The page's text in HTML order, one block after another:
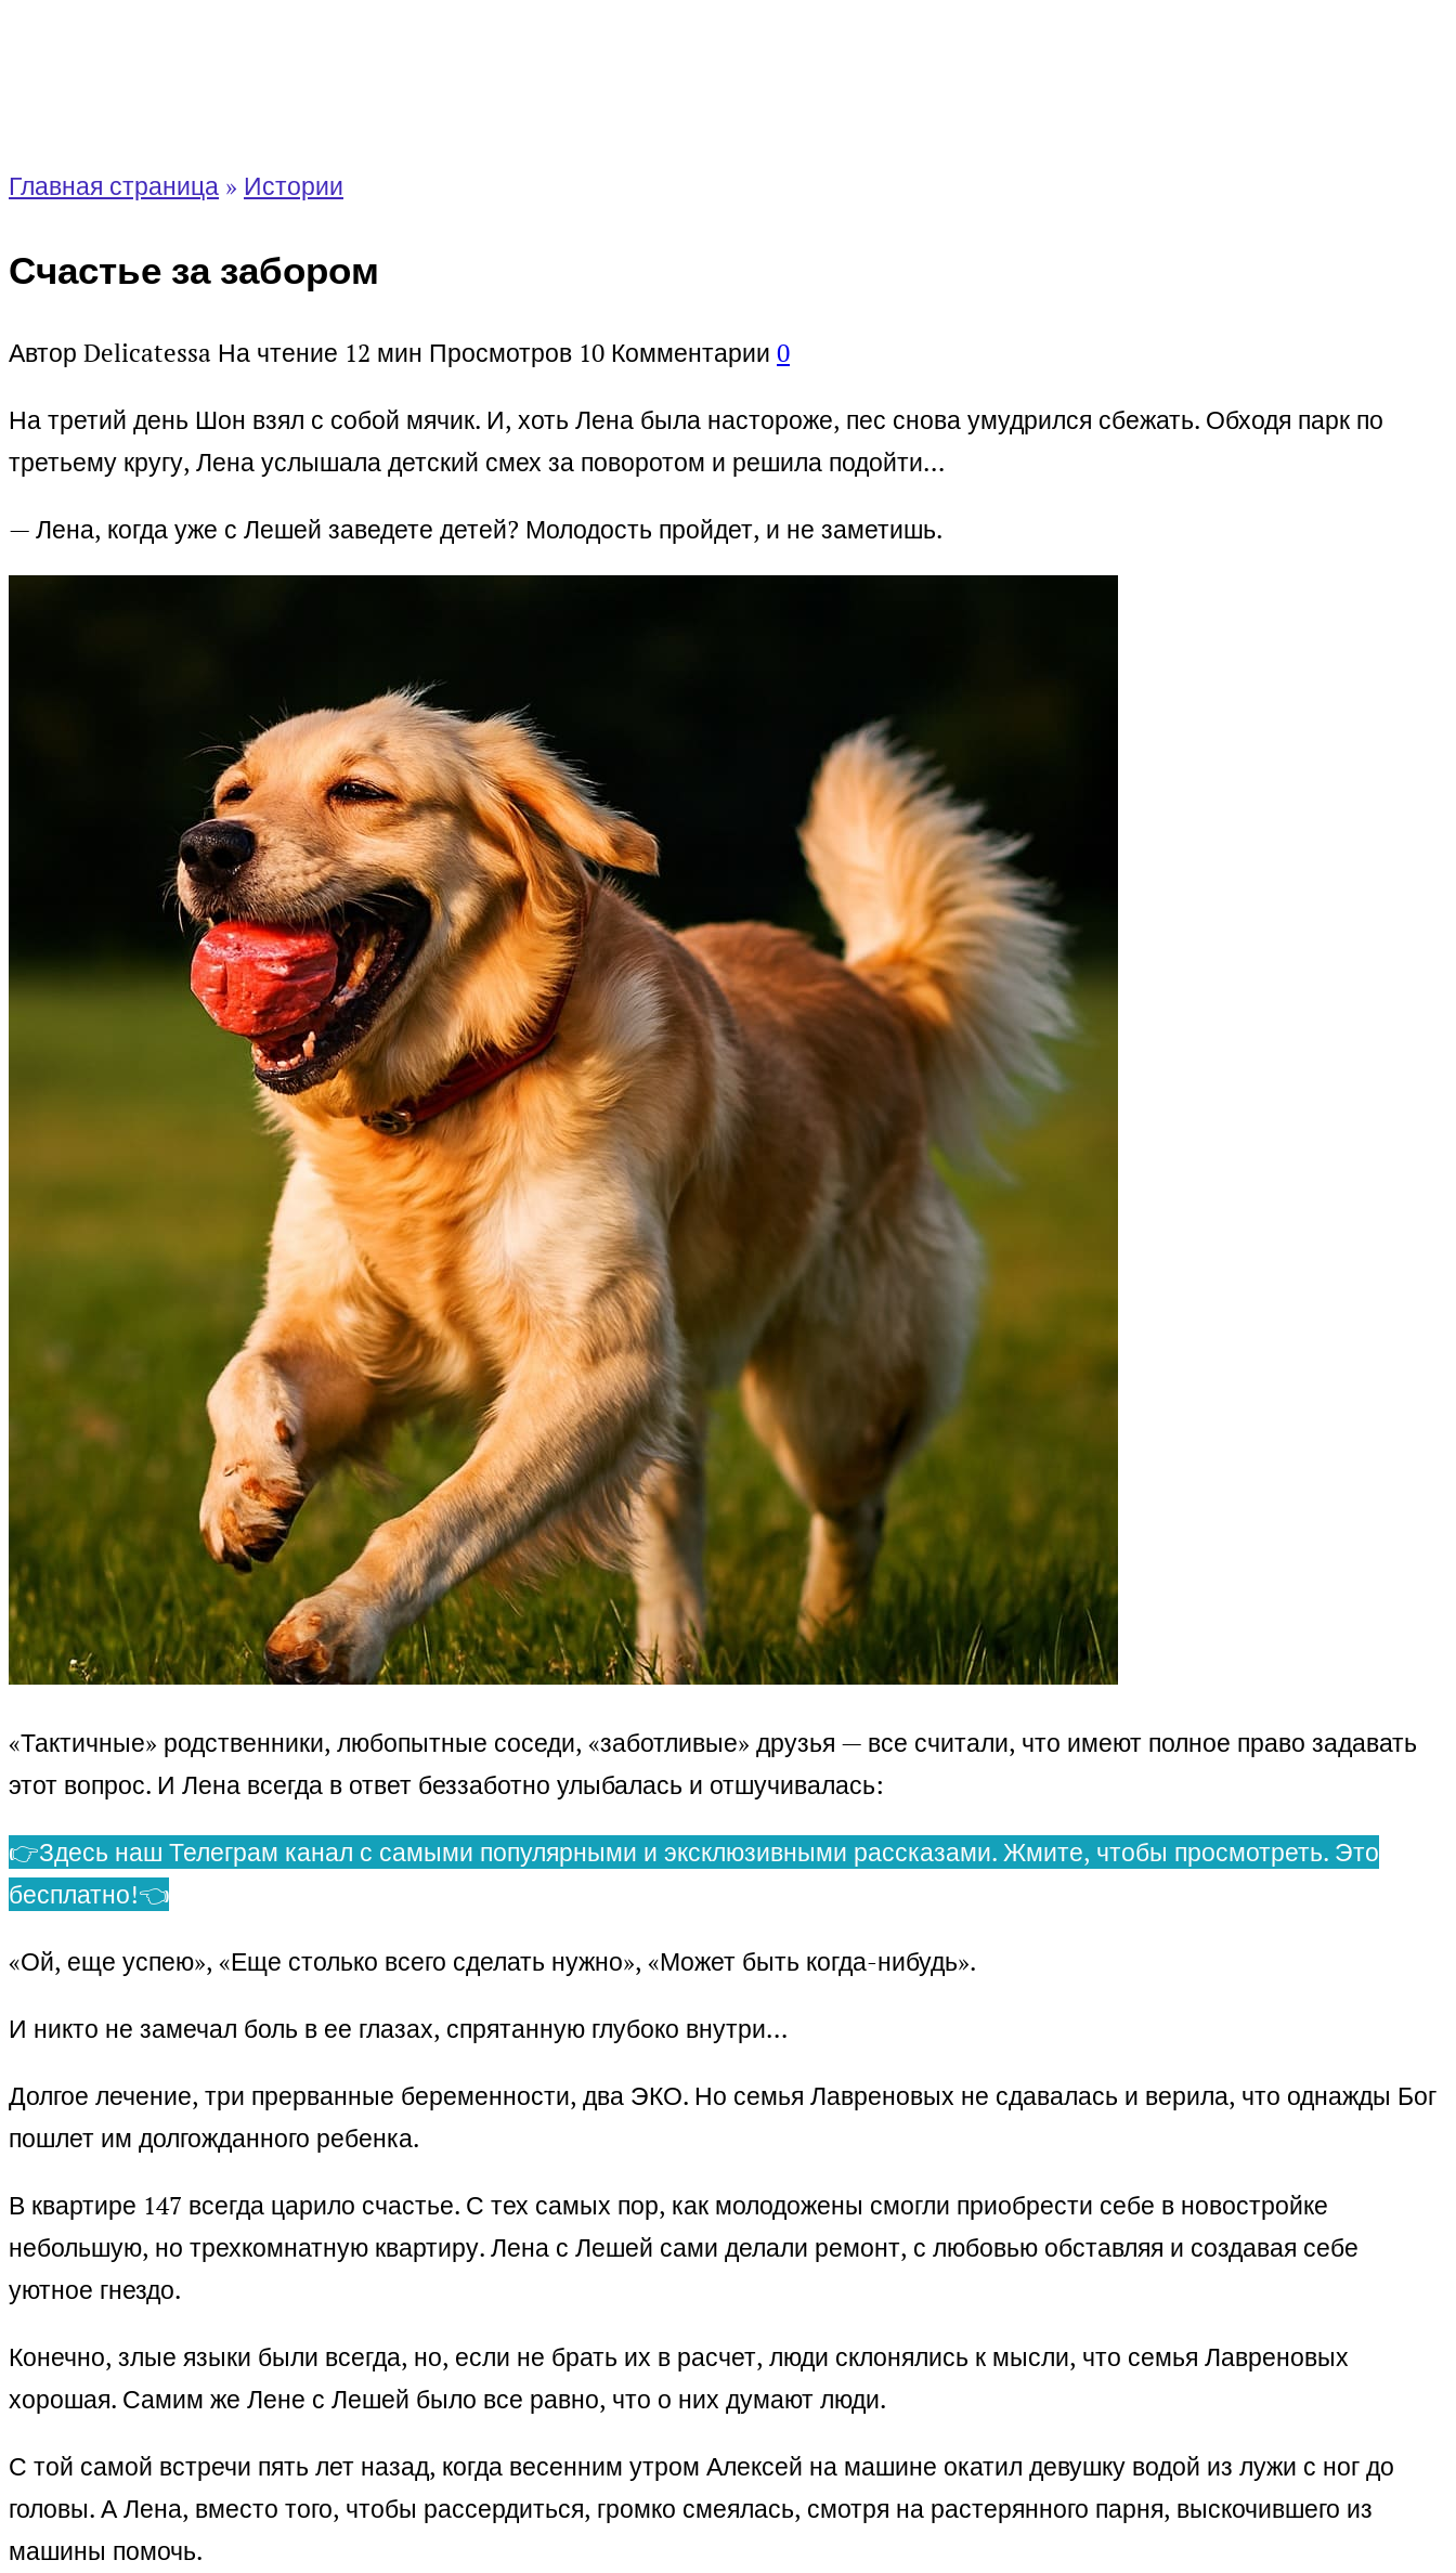
Главная страница » Истории
Счастье за забором
Автор Delicatessa На чтение 12 мин Просмотров 10 Комментарии 0
На третий день Шон взял с собой мячик. И, хоть Лена была настороже, пес снова умудрился сбежать. Обходя парк по
третьему кругу, Лена услышала детский смех за поворотом и решила подойти…
— Лена, когда уже с Лешей заведете детей? Молодость пройдет, и не заметишь.
«Тактичные» родственники, любопытные соседи, «заботливые» друзья — все считали, что имеют полное право задавать
этот вопрос. И Лена всегда в ответ беззаботно улыбалась и отшучивалась:
👉Здесь наш Телеграм канал с самыми популярными и эксклюзивными рассказами. Жмите, чтобы просмотреть. Это
бесплатно!👈
«Ой, еще успею», «Еще столько всего сделать нужно», «Может быть когда-нибудь».
И никто не замечал боль в ее глазах, спрятанную глубоко внутри…
Долгое лечение, три прерванные беременности, два ЭКО. Но семья Лавреновых не сдавалась и верила, что однажды Бог
пошлет им долгожданного ребенка.
В квартире 147 всегда царило счастье. С тех самых пор, как молодожены смогли приобрести себе в новостройке
небольшую, но трехкомнатную квартиру. Лена с Лешей сами делали ремонт, с любовью обставляя и создавая себе
уютное гнездо.
Конечно, злые языки были всегда, но, если не брать их в расчет, люди склонялись к мысли, что семья Лавреновых
хорошая. Самим же Лене с Лешей было все равно, что о них думают люди.
С той самой встречи пять лет назад, когда весенним утром Алексей на машине окатил девушку водой из лужи с ног до
головы. А Лена, вместо того, чтобы рассердиться, громко смеялась, смотря на растерянного парня, выскочившего из
машины помочь.